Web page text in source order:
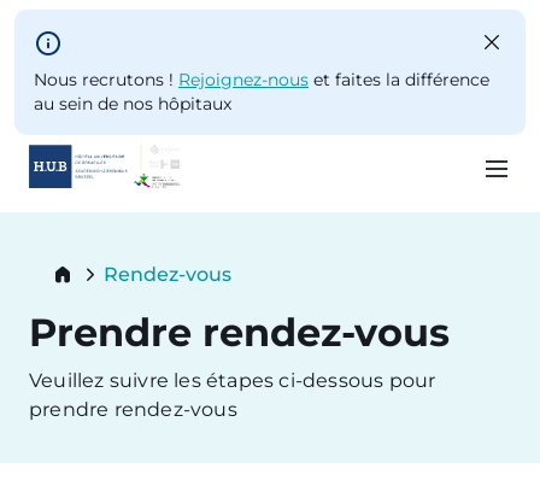
Skip to main content
Nous recrutons ! Rejoignez-nous et faites la différence
au sein de nos hôpitaux
content
Breadcrumb
Rendez-vous
Prendre rendez-vous
Veuillez suivre les étapes ci-dessous pour
prendre rendez-vous